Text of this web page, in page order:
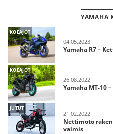
YAMAHA
KOEAJOT
04.05.2023
Yamaha R7 –
KOEAJOT
26.08.2022
Yamaha MT-10
JUTUT
21.02.2022
Nettimoto
valmis